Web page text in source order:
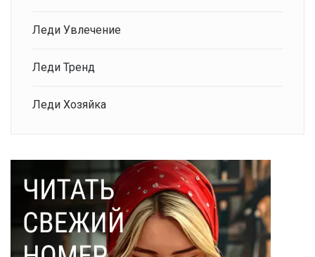
Леди Увлечение
Леди Тренд
Леди Хозяйка